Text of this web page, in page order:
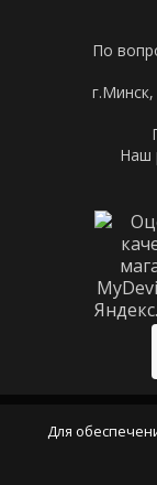
По
Наш
Для